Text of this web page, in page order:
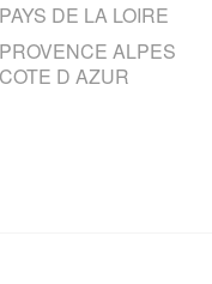
PAYS DE LA LOIRE
PROVENCE ALPES
COTE D AZUR